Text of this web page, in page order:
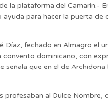
la plataforma del Camarín.-
para hacer la puerta de
Díaz, fechado en Almagro el
dominicano, con
señala que en el de
profesaban al Dulce Nombre,